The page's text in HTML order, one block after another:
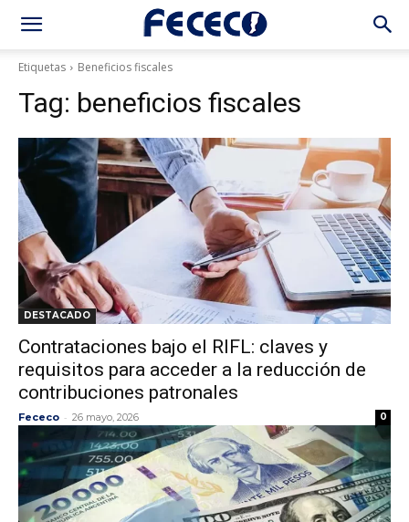
Etiquetas Beneficios fiscales
Tag: beneficios fiscales
DESTACADO
Contrataciones bajo el RIFL: claves y
requisitos para acceder a la reducción de
contribuciones patronales
Fececo - 26 mayo, 2026 0